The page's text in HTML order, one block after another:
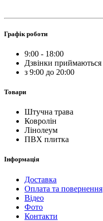
Графік роботи
9:00 - 18:00
Дзвінки приймаються
з 9:00 до 20:00
Товари
Штучна трава
Ковролін
Лінолеум
ПВХ плитка
Інформація
Доставка
Оплата та повернення
Відео
Фото
Контакти